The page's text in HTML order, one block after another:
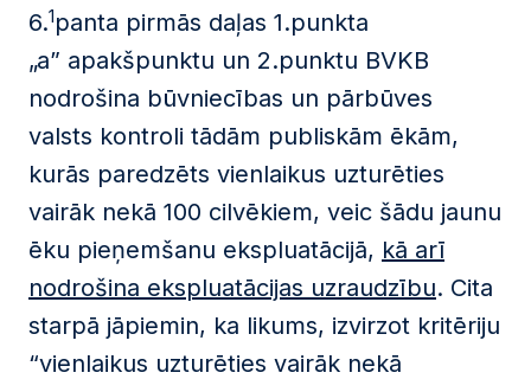
6.1panta pirmās daļas 1.punkta
„a” apakšpunktu un 2.punktu BVKB
nodrošina būvniecības un pārbūves
valsts kontroli tādām publiskām ēkām,
kurās paredzēts vienlaikus uzturēties
vairāk nekā 100 cilvēkiem, veic šādu jaunu
ēku pieņemšanu ekspluatācijā, kā arī
nodrošina ekspluatācijas uzraudzību. Cita
starpā jāpiemin, ka likums, izvirzot kritēriju
“vienlaikus uzturēties vairāk nekā